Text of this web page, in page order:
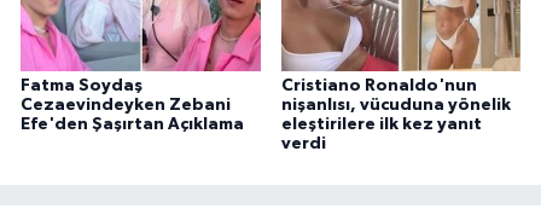
Fatma Soydaş
Cezaevindeyken Zebani
Efe'den Şaşırtan Açıklama
Cristiano Ronaldo'nun
nişanlısı, vücuduna yönelik
eleştirilere ilk kez yanıt
verdi